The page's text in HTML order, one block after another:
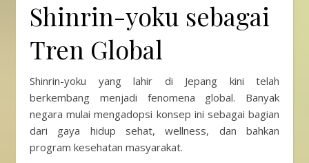
Shinrin-yoku sebagai
Tren Global
Shinrin-yoku yang lahir di Jepang kini telah
berkembang menjadi fenomena global. Banyak
negara mulai mengadopsi konsep ini sebagai bagian
dari gaya hidup sehat, wellness, dan bahkan
program kesehatan masyarakat.